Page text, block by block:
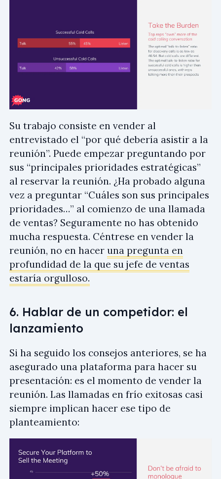
Su trabajo consiste en vender al
entrevistado el “por qué debería asistir a la
reunión”. Puede empezar preguntando por
sus “principales prioridades estratégicas”
al reservar la reunión. ¿Ha probado alguna
vez a preguntar “Cuáles son sus principales
prioridades…” al comienzo de una llamada
de ventas? Seguramente no has obtenido
mucha respuesta. Céntrese en vender la
reunión, no en hacer una pregunta en
profundidad de la que su jefe de ventas
estaría orgulloso.
6. Hablar de un competidor: el
lanzamiento
Si ha seguido los consejos anteriores, se ha
asegurado una plataforma para hacer su
presentación: es el momento de vender la
reunión. Las llamadas en frío exitosas casi
siempre implican hacer ese tipo de
planteamiento: